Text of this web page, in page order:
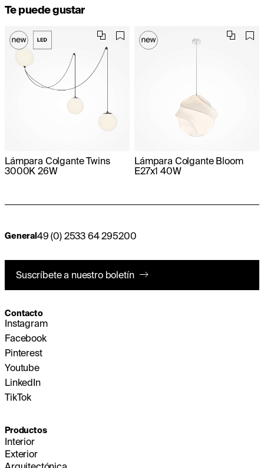
Te puede gustar
Lámpara Colgante Twins
3000K 26W
Lámpara Colgante Bloom
E27x1 40W
General 49 (0) 2533 64 295200
Suscríbete a nuestro boletín
Contacto
Instagram
Facebook
Pinterest
Youtube
LinkedIn
TikTok
Productos
Interior
Exterior